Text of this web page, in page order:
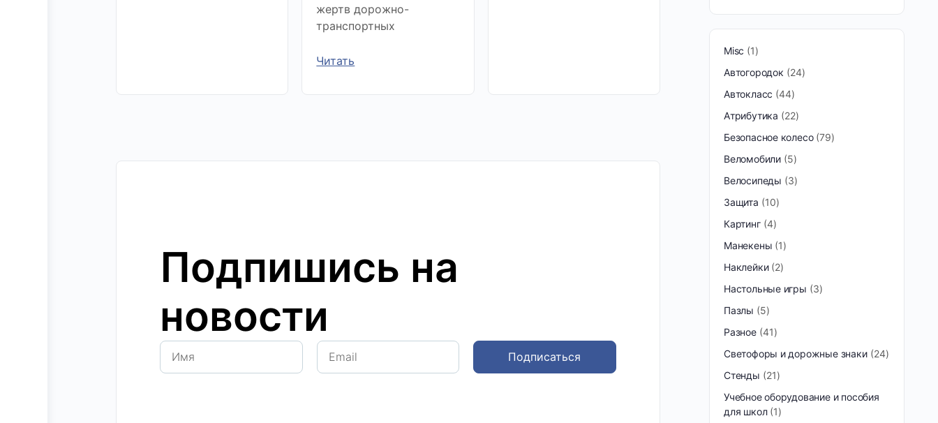
жертв дорожно-
транспортных
Читать
Подпишись на
новости
Подписаться
Misc
1
Автогородок
24
Автокласс 44
Атрибутика
22
Безопасное колесо 79
Веломобили 5
Велосипеды
3
Защита
10
Картинг 4
Манекены 1
Наклейки 2
Настольные игры
3
Пазлы
5
Разное 41
Светофоры и дорожные знаки
24
Стенды
21
Учебное оборудование и пособия
для школ 1